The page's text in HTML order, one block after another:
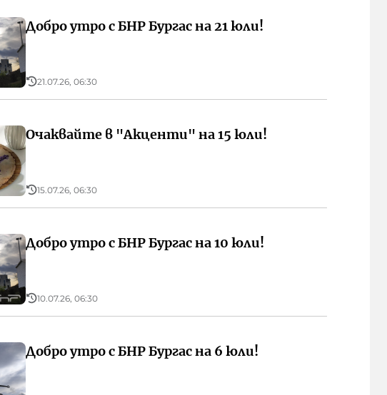
Добро утро с БНР Бургас на 21 юли!
21.07.26, 06:30
Очаквайте в "Акценти" на 15 юли!
15.07.26, 06:30
Добро утро с БНР Бургас на 10 юли!
10.07.26, 06:30
Добро утро с БНР Бургас на 6 юли!